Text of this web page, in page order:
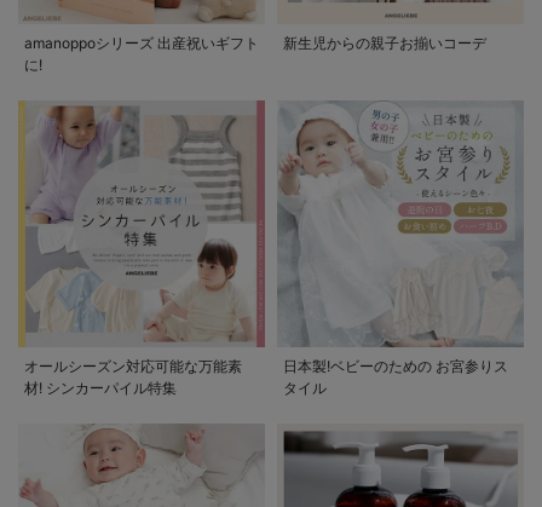
amanoppoシリーズ 出産祝いギフト
に!
新生児からの親子お揃いコーデ
オールシーズン対応可能な万能素
材! シンカーパイル特集
日本製!ベビーのための お宮参りス
タイル